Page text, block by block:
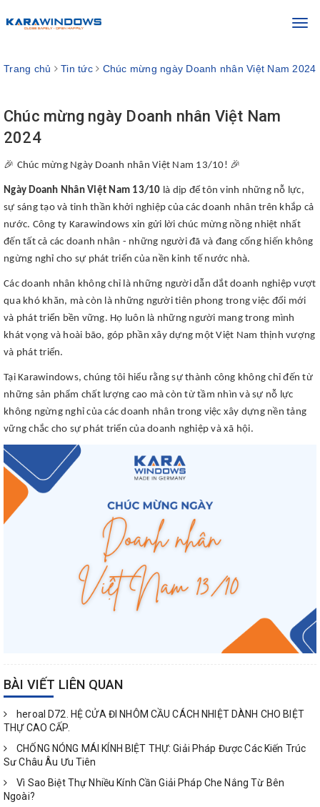
Trang chủ Tin tức Chúc mừng ngày Doanh nhân Việt Nam 2024
Chúc mừng ngày Doanh nhân Việt Nam
2024
🎉 Chúc mừng Ngày Doanh nhân Việt Nam 13/10! 🎉
Ngày Doanh Nhân Việt Nam 13/10 là dịp để tôn vinh những nỗ lực,
sự sáng tạo và tinh thần khởi nghiệp của các doanh nhân trên khắp cả
nước. Công ty Karawindows xin gửi lời chúc mừng nồng nhiệt nhất
đến tất cả các doanh nhân - những người đã và đang cống hiến không
ngừng nghỉ cho sự phát triển của nền kinh tế nước nhà.
Các doanh nhân không chỉ là những người dẫn dắt doanh nghiệp vượt
qua khó khăn, mà còn là những người tiên phong trong việc đổi mới
và phát triển bền vững. Họ luôn là những người mang trong mình
khát vọng và hoài bão, góp phần xây dựng một Việt Nam thịnh vượng
và phát triển.
Tại Karawindows, chúng tôi hiểu rằng sự thành công không chỉ đến từ
những sản phẩm chất lượng cao mà còn từ tầm nhìn và sự nỗ lực
không ngừng nghỉ của các doanh nhân trong việc xây dựng nền tảng
vững chắc cho sự phát triển của doanh nghiệp và xã hội.
BÀI VIẾT LIÊN QUAN
heroal D72. HỆ CỬA ĐI NHÔM CẦU CÁCH NHIỆT DÀNH CHO BIỆT
THỰ CAO CẤP.
CHỐNG NÓNG MÁI KÍNH BIỆT THỰ: Giải Pháp Được Các Kiến Trúc
Sư Châu Âu Ưu Tiên
Vì Sao Biệt Thự Nhiều Kính Cần Giải Pháp Che Nắng Từ Bên
Ngoài?